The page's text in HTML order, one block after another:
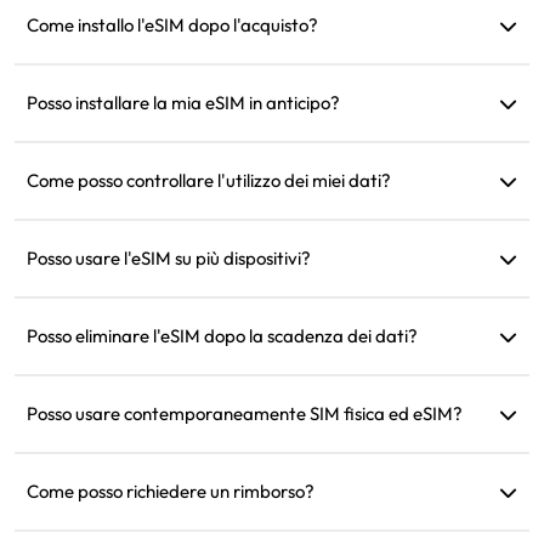
dei dati sarà lo stesso che sul tuo telefono.
Come installo l'eSIM dopo l'acquisto?
per installarla.
Posso installare la mia eSIM in anticipo?
partenza, così puoi attivarla e usarla immediatamente
Come posso controllare l'utilizzo dei miei dati?
eSIM' del sito web.
Posso usare l'eSIM su più dispositivi?
Contatta il supporto clienti per i trasferimenti.
Posso eliminare l'eSIM dopo la scadenza dei dati?
viaggi nella stessa regione.
Posso usare contemporaneamente SIM fisica ed eSIM?
roaming aggiuntivi dalla SIM fisica.
Come posso richiedere un rimborso?